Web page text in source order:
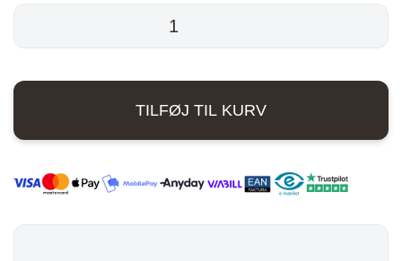
929,00 kr..749,00 kr..
-
cm
Sort
TILFØJ TIL KURV